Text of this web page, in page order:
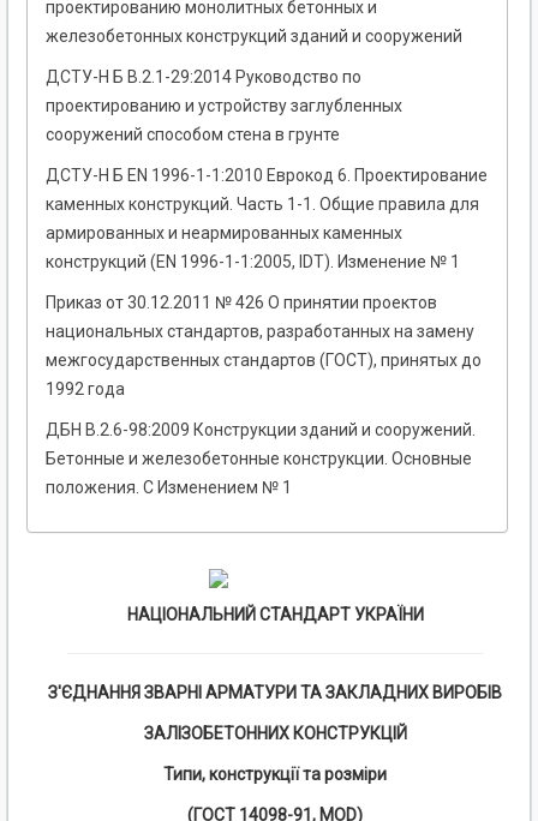
проектированию монолитных бетонных и
железобетонных конструкций зданий и сооружений
ДСТУ-Н Б В.2.1-29:2014 Руководство по
проектированию и устройству заглубленных
сооружений способом стена в грунте
ДСТУ-Н Б EN 1996-1-1:2010 Еврокод 6. Проектирование
каменных конструкций. Часть 1-1. Общие правила для
армированных и неармированных каменных
конструкций (EN 1996-1-1:2005, IDТ). Изменение № 1
Приказ от 30.12.2011 № 426 О принятии проектов
национальных стандартов, разработанных на замену
межгосударственных стандартов (ГОСТ), принятых до
1992 года
ДБН В.2.6-98:2009 Конструкции зданий и сооружений.
Бетонные и железобетонные конструкции. Основные
положения. С Изменением № 1
НАЦІОНАЛЬНИЙ СТАНДАРТ УКРАЇНИ
З'ЄДНАННЯ ЗВАРНІ АРМАТУРИ ТА ЗАКЛАДНИХ ВИРОБІВ
ЗАЛІЗОБЕТОННИХ КОНСТРУКЦІЙ
Типи, конструкції та розміри
(ГОСТ 14098-91, MOD)